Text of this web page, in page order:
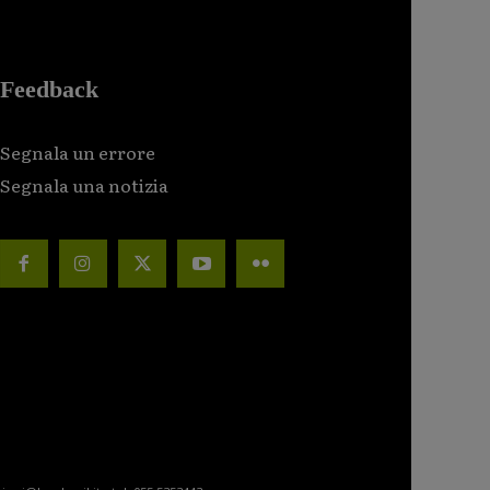
Feedback
Segnala un errore
Segnala una notizia